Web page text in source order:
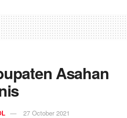
Asahan
27 October 2021